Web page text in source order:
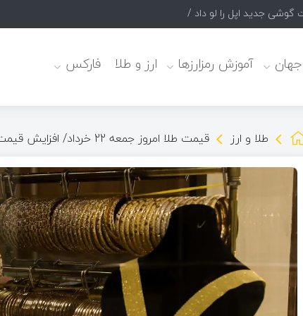
جهان آموزش رمزارزها ارز و طلا فارکس
طلا و ارز قیمت طلا امروز جمعه 22 خرداد/ افزایش قیمت + جدول